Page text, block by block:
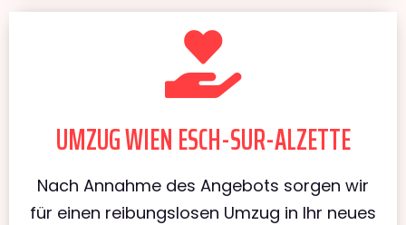
UMZUG WIEN ESCH-SUR-ALZETTE
Nach Annahme des Angebots sorgen wir
für einen reibungslosen Umzug in Ihr neues